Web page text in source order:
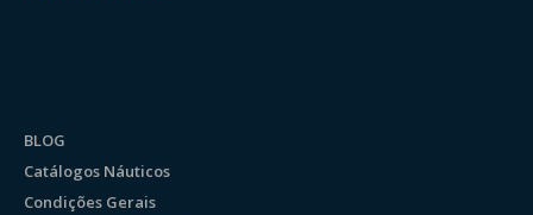
BLOG
Catálogos Náuticos
Condições Gerais